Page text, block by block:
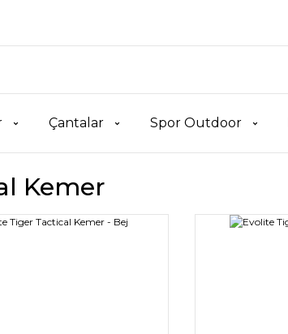
Çantalar Spor Outdoor
Kemer